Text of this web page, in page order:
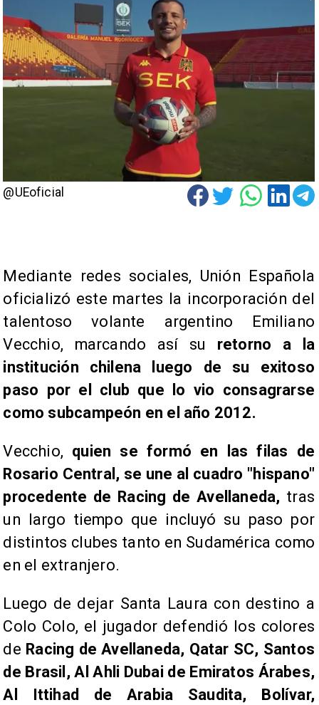
@UEoficial
Mediante redes sociales, Unión Española
oficializó este martes la incorporación del
talentoso volante argentino Emiliano
Vecchio, marcando así su retorno a la
institución chilena luego de su exitoso
paso por el club que lo vio consagrarse
como subcampeón en el año 2012.
Vecchio, quien se formó en las filas de
Rosario Central, se une al cuadro "hispano"
procedente de Racing de Avellaneda, tras
un largo tiempo que incluyó su paso por
distintos clubes tanto en Sudamérica como
en el extranjero.
Luego de dejar Santa Laura con destino a
Colo Colo, el jugador defendió los colores
de Racing de Avellaneda, Qatar SC, Santos
de Brasil, Al Ahli Dubai de Emiratos Árabes,
Al Ittihad de Arabia Saudita, Bolívar,